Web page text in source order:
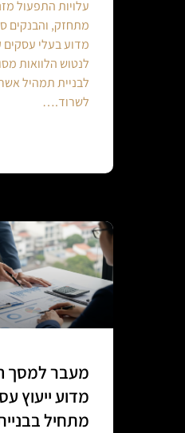
עלויות התפעול
מתחזק, והבנקים
מדוע בעלי עסקים
לנטוש הלוואות
לבניית תמהיל
לשרוד.…
מעבר למסך
מדוע ייעוץ
מתחיל